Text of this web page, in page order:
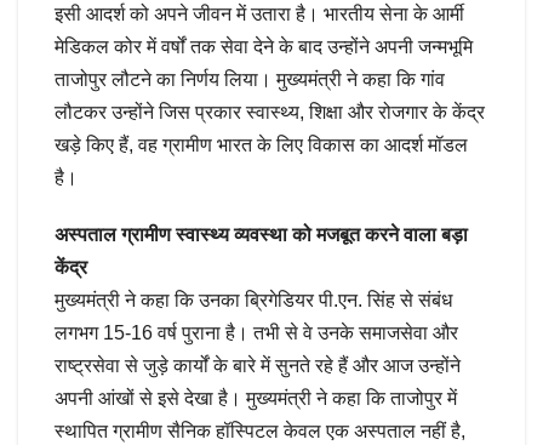
इसी आदर्श को अपने जीवन में उतारा है। भारतीय सेना के आर्मी
मेडिकल कोर में वर्षों तक सेवा देने के बाद उन्होंने अपनी जन्मभूमि
ताजोपुर लौटने का निर्णय लिया। मुख्यमंत्री ने कहा कि गांव
लौटकर उन्होंने जिस प्रकार स्वास्थ्य, शिक्षा और रोजगार के केंद्र
खड़े किए हैं, वह ग्रामीण भारत के लिए विकास का आदर्श मॉडल
है।
अस्पताल ग्रामीण स्वास्थ्य व्यवस्था को मजबूत करने वाला बड़ा
केंद्र
मुख्यमंत्री ने कहा कि उनका ब्रिगेडियर पी.एन. सिंह से संबंध
लगभग 15-16 वर्ष पुराना है। तभी से वे उनके समाजसेवा और
राष्ट्रसेवा से जुड़े कार्यों के बारे में सुनते रहे हैं और आज उन्होंने
अपनी आंखों से इसे देखा है। मुख्यमंत्री ने कहा कि ताजोपुर में
स्थापित ग्रामीण सैनिक हॉस्पिटल केवल एक अस्पताल नहीं है,